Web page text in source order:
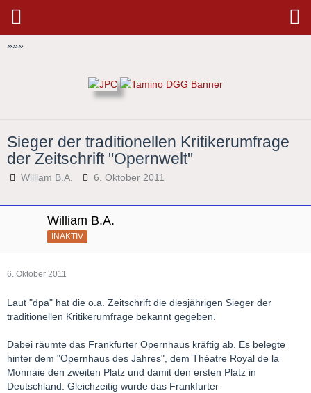
»»»
Sieger der traditionellen Kritikerumfrage
der Zeitschrift "Opernwelt"
William B.A. 6. Oktober 2011
William B.A.
INAKTIV
6. Oktober 2011
Laut "dpa" hat die o.a. Zeitschrift die diesjährigen Sieger der
traditionellen Kritikerumfrage bekannt gegeben.
Dabei räumte das Frankfurter Opernhaus kräftig ab. Es belegte
hinter dem "Opernhaus des Jahres", dem Théatre Royal de la
Monnaie den zweiten Platz und damit den ersten Platz in
Deutschland. Gleichzeitig wurde das Frankfurter